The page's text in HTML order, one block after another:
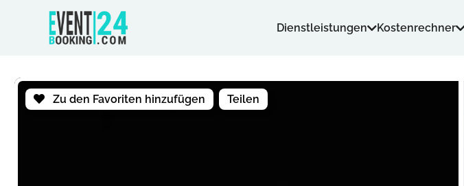
Dienstleistungen Kostenrechner
Zu den Favoriten hinzufügen Teilen